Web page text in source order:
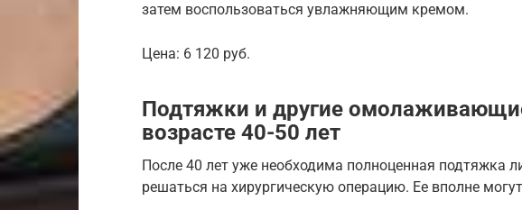
затем воспользоваться увлажняющим кремом.
Цена: 6 120 руб.
Подтяжки и другие
возрасте 40-50 лет
После 40 лет уже необходима полноценная подтяжка
решаться на хирургическую операцию. Ее вполне